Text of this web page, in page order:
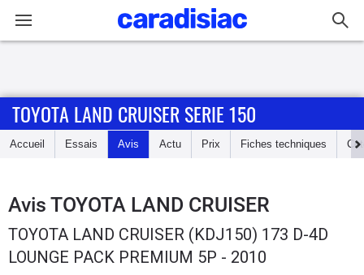
Accueil
Essais
Guide
d'achat
TOYOTA LAND CRUISER SERIE 150
Accueil Essais Avis Actu Prix Fiches techniques
Avis TOYOTA LAND CRUISER
TOYOTA LAND CRUISER (KDJ150) 173 D-4D
LOUNGE PACK PREMIUM 5P - 2010